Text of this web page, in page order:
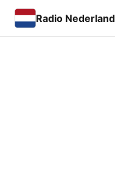
Radio Nederland